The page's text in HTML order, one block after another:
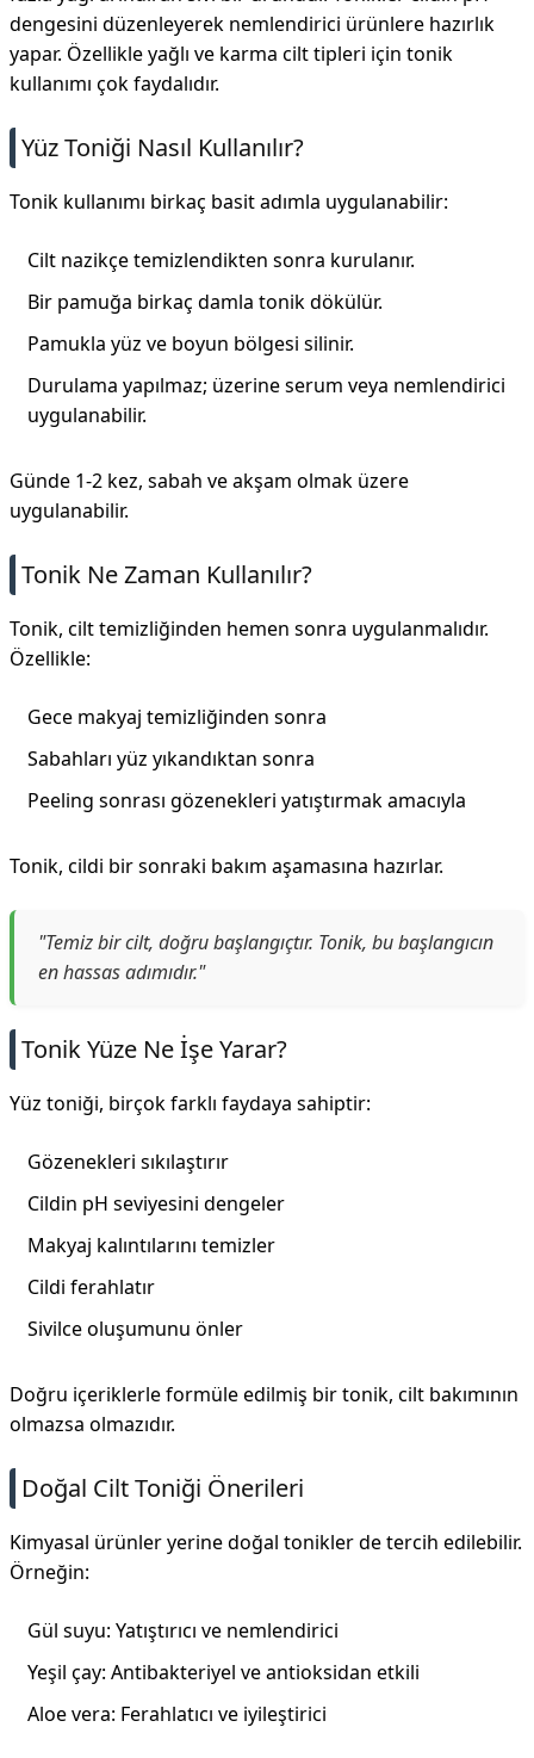
dengesini düzenleyerek nemlendirici ürünlere hazırlık
yapar. Özellikle yağlı ve karma cilt tipleri için tonik
kullanımı çok faydalıdır.
Yüz Toniği Nasıl Kullanılır?
Tonik kullanımı birkaç basit adımla uygulanabilir:
Cilt nazikçe temizlendikten sonra kurulanır.
Bir pamuğa birkaç damla tonik dökülür.
Pamukla yüz ve boyun bölgesi silinir.
Durulama yapılmaz; üzerine serum veya nemlendirici
uygulanabilir.
Günde 1-2 kez, sabah ve akşam olmak üzere
uygulanabilir.
Tonik Ne Zaman Kullanılır?
Tonik, cilt temizliğinden hemen sonra uygulanmalıdır.
Özellikle:
Gece makyaj temizliğinden sonra
Sabahları yüz yıkandıktan sonra
Peeling sonrası gözenekleri yatıştırmak amacıyla
Tonik, cildi bir sonraki bakım aşamasına hazırlar.
"Temiz bir cilt, doğru başlangıçtır. Tonik, bu başlangıcın
en hassas adımıdır."
Tonik Yüze Ne İşe Yarar?
Yüz toniği, birçok farklı faydaya sahiptir:
Gözenekleri sıkılaştırır
Cildin pH seviyesini dengeler
Makyaj kalıntılarını temizler
Cildi ferahlatır
Sivilce oluşumunu önler
Doğru içeriklerle formüle edilmiş bir tonik, cilt bakımının
olmazsa olmazıdır.
Doğal Cilt Toniği Önerileri
Kimyasal ürünler yerine doğal tonikler de tercih edilebilir.
Örneğin:
Gül suyu: Yatıştırıcı ve nemlendirici
Yeşil çay: Antibakteriyel ve antioksidan etkili
Aloe vera: Ferahlatıcı ve iyileştirici